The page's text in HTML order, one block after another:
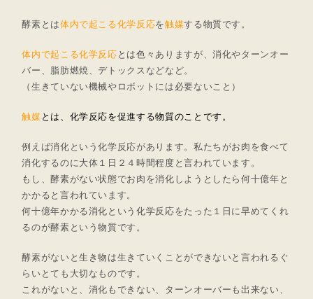
酵素とは体内で起こる化学反応を触媒する物質です。
体内で起こる化学反応とは色々ありますが、消化やターンオー
バー、脂肪燃焼、デトックスなどなど。
（生きていない機械やロボットには必要ないこと）
触媒とは、化学反応を促進する物質のことです。
例えば消化という化学反応があります。私たちがお肉を食べて
消化するのに大体１日２４時間程度と言われています。
もし、酵素がない状態でお肉を消化しようとしたら何十億年と
かかると言われています。
何十億年かかる消化という化学反応をたった１日に早めてくれ
るのが酵素という物質です。
酵素がないと生き物は生きていくことができないと言われるぐ
らいとても大切なものです。
これがないと、消化もできない、ターンオーバーも出来ない、